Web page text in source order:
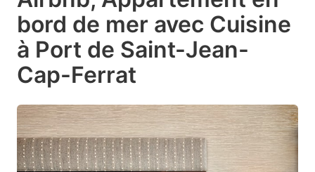
bord de mer avec Cuisine
à Port de Saint-Jean-
Cap-Ferrat